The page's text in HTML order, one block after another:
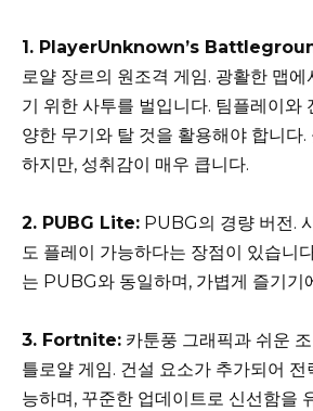
1. PlayerUnknown’s
로얄 장르의 원조격 게임. 광활한 맵에
기 위한 사투를 벌입니다. 팀플레이와
양한 무기와 탈 것을 활용해야 합니다
하지만, 성취감이 매우 큽니다.
2. PUBG Lite: PUBG의 경량 버전.
도 플레이 가능하다는 장점이 있습니
는 PUBG와 동일하며, 가볍게 즐기기
3. Fortnite: 카툰풍 그래픽과 쉬운
틀로얄 게임. 건설 요소가 추가되어
능하며, 꾸준한 업데이트로 신선함을